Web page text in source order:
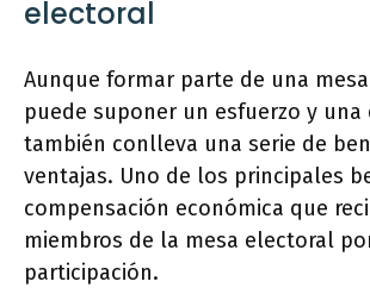
electoral
Aunque formar parte de una
puede suponer un esfuerzo y una
también conlleva una serie de
ventajas. Uno de los principales
compensación económica que
miembros de la mesa electoral
participación.